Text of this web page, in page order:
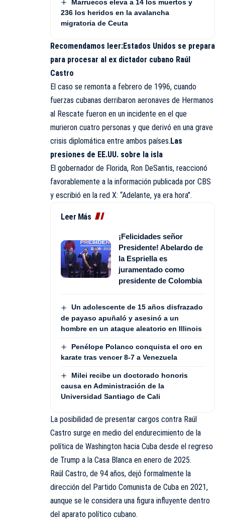
Marruecos eleva a 14 los muertos y
236 los heridos en la avalancha
migratoria de Ceuta
Recomendamos leer:Estados Unidos se prepara
para procesar al ex dictador cubano Raúl
Castro
El caso se remonta a febrero de 1996, cuando
fuerzas cubanas derribaron aeronaves de Hermanos
al Rescate fueron en un incidente en el que
murieron cuatro personas y que derivó en una grave
crisis diplomática entre ambos países. Las
presiones de EE.UU. sobre la isla
El gobernador de Florida, Ron DeSantis, reaccionó
favorablemente a la información publicada por CBS
y escribió en la red X: “Adelante, ya era hora”.
Leer Más
¡Felicidades señor
Presidente! Abelardo de
la Espriella es
juramentado como
presidente de Colombia
Un adolescente de 15 años disfrazado
de payaso apuñaló y asesinó a un
hombre en un ataque aleatorio en Illinois
Penélope Polanco conquista el oro en
karate tras vencer 8-7 a Venezuela
Milei recibe un doctorado honoris
causa en Administración de la
Universidad Santiago de Cali
La posibilidad de presentar cargos contra Raúl
Castro surge en medio del endurecimiento de la
política de Washington hacia Cuba desde el regreso
de Trump a la Casa Blanca en enero de 2025.
Raúl Castro, de 94 años, dejó formalmente la
dirección del Partido Comunista de Cuba en 2021,
aunque se le considera una figura influyente dentro
del aparato político cubano.